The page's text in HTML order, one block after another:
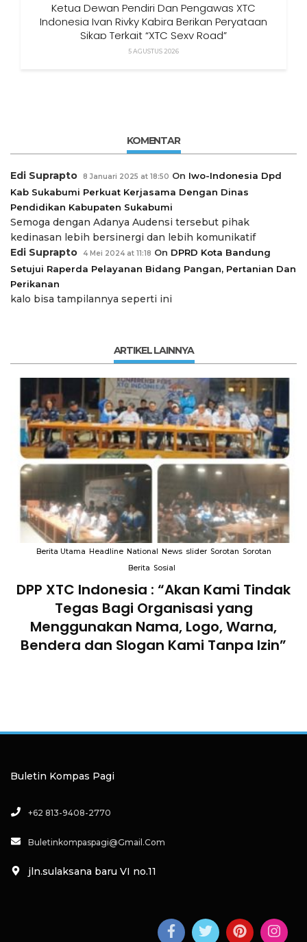
Ketua Dewan Pendiri Dan Pengawas XTC
Indonesia Ivan Rivky Kabira Berikan Peryataan
Sikap Terkait “XTC Sexy Road”
5 AGUSTUS 2026
KOMENTAR
Edi Suprapto 8 Januari 2025 at 18:50 On Iwo-Indonesia Dpd
Kab Sukabumi Perkuat Kerjasama Dengan Dinas
Pendidikan Kabupaten Sukabumi
Semoga dengan Adanya Audensi tersebut pihak
kedinasan lebih bersinergi dan lebih komunikatif
Edi Suprapto
4 Mei 2024 at 11:18 On DPRD Kota Bandung
Setujui Raperda Pelayanan Bidang Pangan, Pertanian Dan
Perikanan
kalo bisa tampilannya seperti ini
ARTIKEL LAINNYA
Berita Utama Headline National News slider Sorotan Sorotan
Berita Sosial
DPP XTC Indonesia : “Akan Kami Tindak
Tegas Bagi Organisasi yang
Menggunakan Nama, Logo, Warna,
Bendera dan Slogan Kami Tanpa Izin”
Buletin Kompas Pagi
+62 813-9408-2770
Buletinkompaspagi@gmail.com
jln.sulaksana baru VI no.11